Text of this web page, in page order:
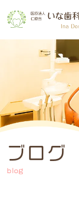
ブログ
blog